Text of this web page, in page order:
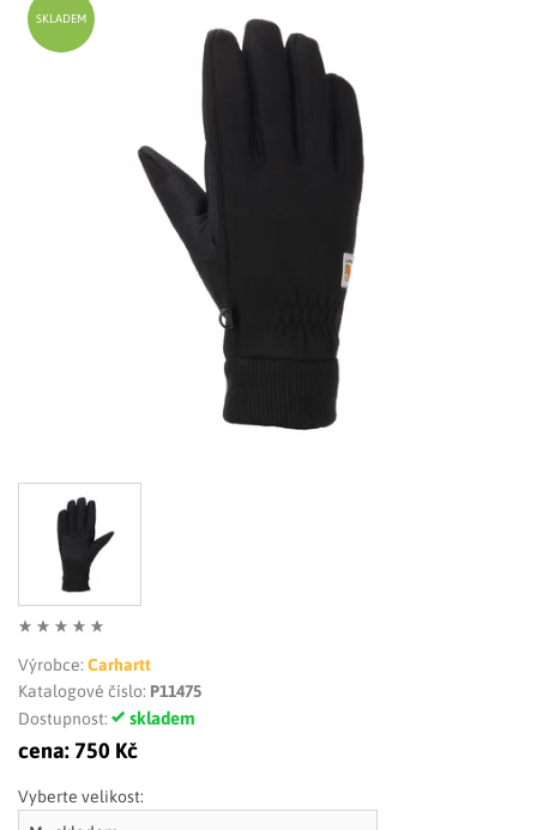
PRACOVNÍ BOTY
SKLADEM
Výrobce: Carhartt
Katalogové číslo: P11475
Dostupnost:
skladem
cena:750 Kč
Vyberte velikost: